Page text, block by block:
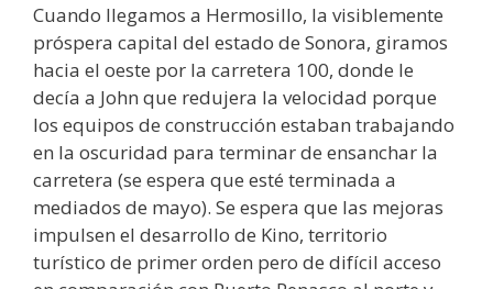
Cuando llegamos a Hermosillo, la visiblemente
próspera capital del estado de Sonora, giramos
hacia el oeste por la carretera 100, donde le
decía a John que redujera la velocidad porque
los equipos de construcción estaban trabajando
en la oscuridad para terminar de ensanchar la
carretera (se espera que esté terminada a
mediados de mayo). Se espera que las mejoras
impulsen el desarrollo de Kino, territorio
turístico de primer orden pero de difícil acceso